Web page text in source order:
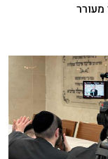
מעורר